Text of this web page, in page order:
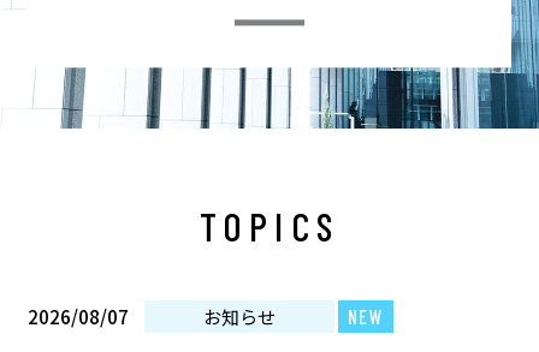
TOPICS
2026/08/07 お知らせ NEW